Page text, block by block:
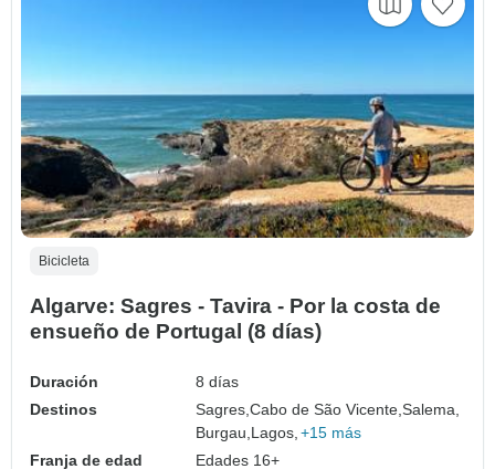
Bicicleta
Algarve: Sagres - Tavira - Por la costa de
ensueño de Portugal (8 días)
Duración
8 días
Destinos
Sagres,Cabo de São Vicente,Salema,
Burgau, Lagos, +15 más
Franja de edad
Edades 16+